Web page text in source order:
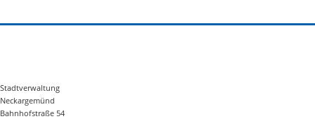
Stadtverwaltung
Neckargemünd
Bahnhofstraße 54